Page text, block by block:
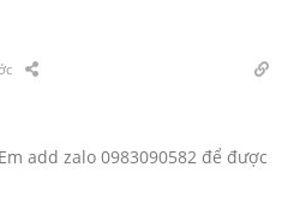
add zalo 0983090582 để được